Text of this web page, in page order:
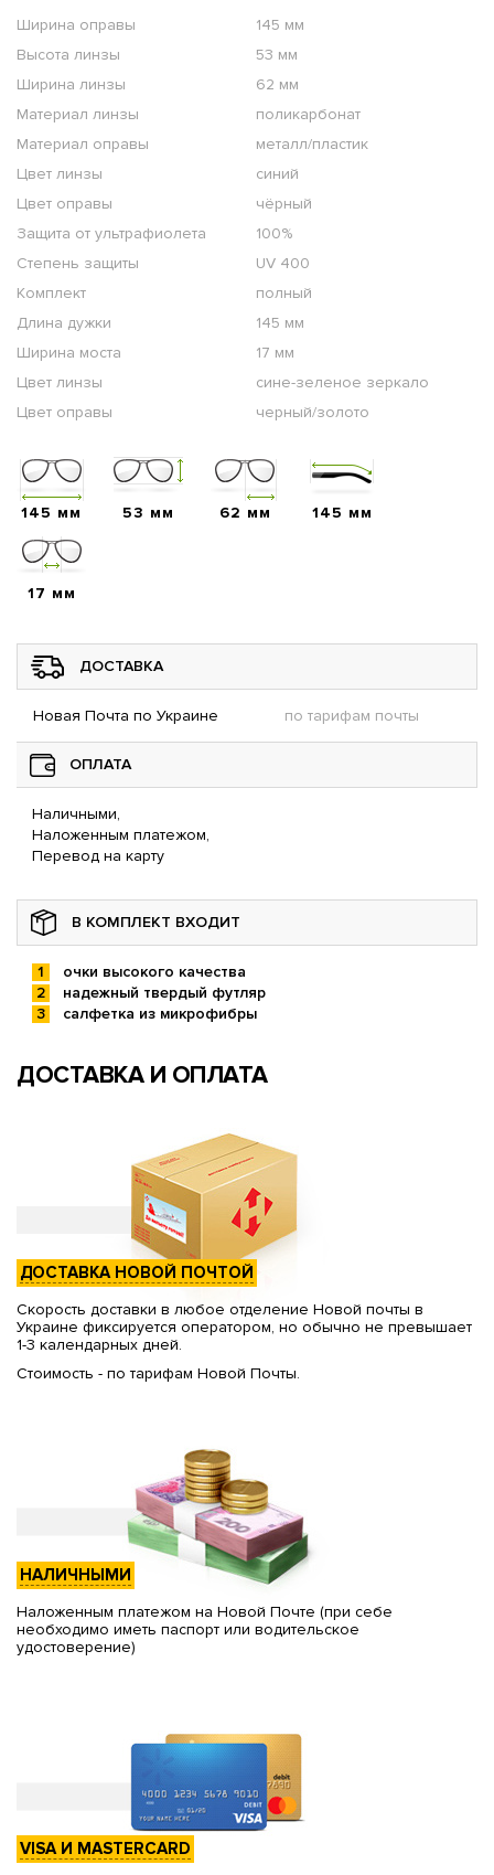
Ширина оправы
145 мм
Высота линзы
53 мм
Ширина линзы
62 мм
Материал линзы
поликарбонат
Материал оправы
металл/пластик
Цвет линзы
синий
Цвет оправы
чёрный
Защита от ультрафиолета
100%
Степень защиты
UV 400
Комплект
полный
Длина дужки
145 мм
Ширина моста
17 мм
Цвет линзы
сине-зеленое зеркало
Цвет оправы
черный/золото
145 мм 53 мм 62 мм 145 мм
17 мм
ДОСТАВКА
Новая Почта по Украине по тарифам почты
ОПЛАТА
Наличными,
Наложенным платежом,
Перевод на карту
В КОМПЛЕКТ ВХОДИТ
очки высокого качества
надежный твердый футляр
салфетка из микрофибры
ДОСТАВКА И ОПЛАТА
ДОСТАВКА НОВОЙ ПОЧТОЙ
Скорость доставки в любое отделение Новой почты в
Украине фиксируется оператором, но обычно не превышает
1-3 календарных дней.
Стоимость - по тарифам Новой Почты.
НАЛИЧНЫМИ
Наложенным платежом на Новой Почте (при себе
необходимо иметь паспорт или водительское
удостоверение)
VISA И MASTERCARD